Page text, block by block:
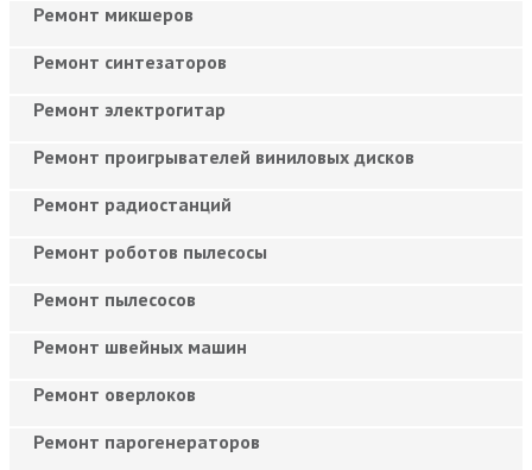
Ремонт микшеров
Ремонт синтезаторов
Ремонт электрогитар
Ремонт проигрывателей виниловых дисков
Ремонт радиостанций
Ремонт роботов пылесосы
Ремонт пылесосов
Ремонт швейных машин
Ремонт оверлоков
Ремонт парогенераторов